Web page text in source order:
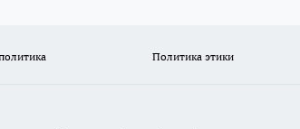
Политика этики